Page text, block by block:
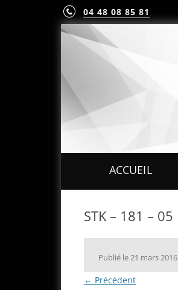
04 48 08 85 81
ACCUEIL
STK – 181 – 05
Publié le21 mars 2016
← Précédent